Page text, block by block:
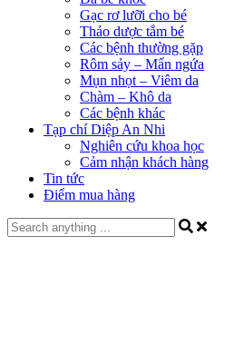
Gạc rơ lưỡi cho bé
Thảo dược tắm bé
Các bệnh thường gặp
Rôm sảy – Mẩn ngứa
Mụn nhọt – Viêm da
Chàm – Khô da
Các bệnh khác
Tạp chí Diệp An Nhi
Nghiên cứu khoa học
Cảm nhận khách hàng
Tin tức
Điểm mua hàng